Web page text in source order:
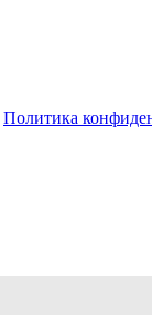
Политика